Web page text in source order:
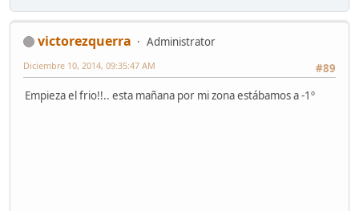
victorezquerra
Administrator
#89
Diciembre 10, 2014, 09:35:47 AM
Empieza el frio!!.. esta mañana por mi zona estábamos a -1º